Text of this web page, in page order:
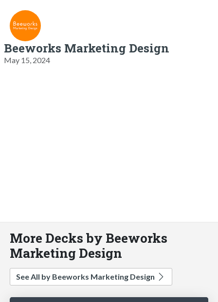
Beeworks Marketing Design
May 15, 2024
More Decks by Beeworks
Marketing Design
See All by Beeworks Marketing Design